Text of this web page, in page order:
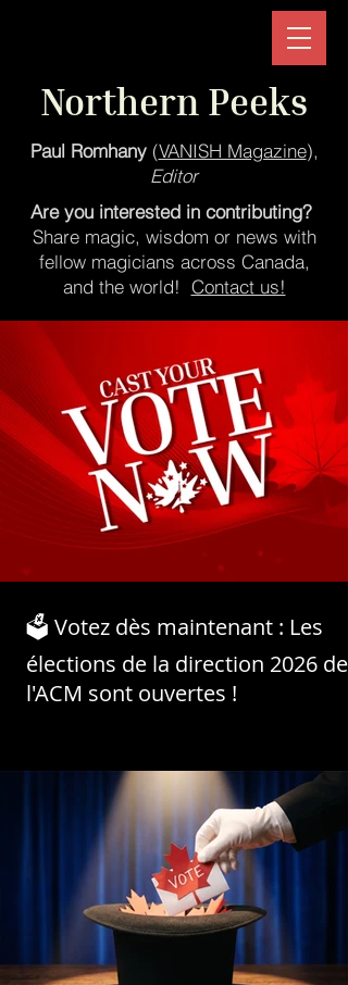
Northern Peeks
Paul Romhany(VANISH Magazine),
Editor
Are you interested in contributing?
Share magic, wisdom or news with
fellow magicians across Canada,
and the world! Contact us!
🗳️ Votez dès maintenant : Les
élections de la direction 2026 de
l'ACM sont ouvertes !